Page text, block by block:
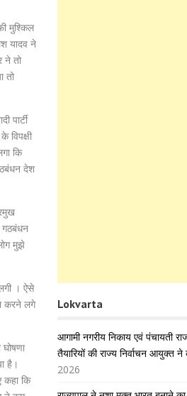
मुश्किल
यादव ने
ने तो
तो
पार्टी
कि
देश
गठबंधन
मुझे
। ऐसे
करने लगे
है।
कहा कि
Lokvarta
आगामी नगरीय निकाय एवं पंचायती
तैयारियों की राज्य निर्वाचन आयुक्त ने
2026